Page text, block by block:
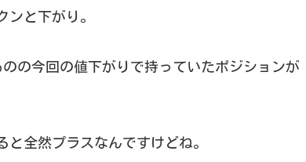
ンと下がり。
のの今回の値下がりで持っていたポジションが
全然プラスなんですけどね。